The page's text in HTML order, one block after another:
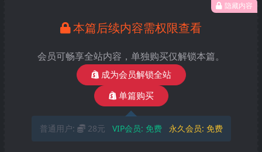
隐藏内容
本篇后续内容需权限查看
会员可畅享全站内容，单独购买仅解锁本篇。
成为会员解锁全站
单篇购买
普通用户: 28元 VIP会员: 免费 永久会员: 免费